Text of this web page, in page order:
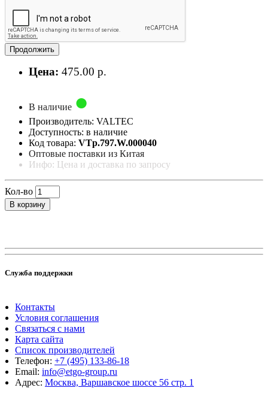
Продолжить
Цена: 475.00 р.
В наличие
Производитель: VALTEC
Доступность: в наличие
Код товара: VTp.797.W.000040
Оптовые поставки из Китая
Инфо: Цена и доставка по запросу
Кол-во
В корзину
Служба поддержки
Контакты
Условия соглашения
Связаться с нами
Карта сайта
Список производителей
Телефон: +7 (495) 133-86-18
Email: info@etgo-group.ru
Адрес: Москва, Варшавское шоссе 56 стр. 1